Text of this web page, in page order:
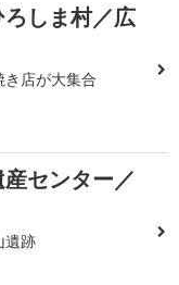
しま村／広
店が大集合
センター／
遺跡